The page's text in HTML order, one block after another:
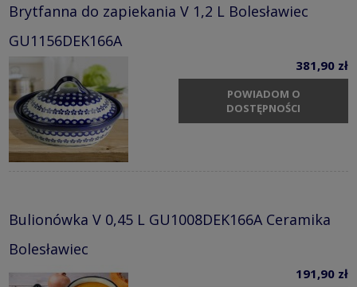
Brytfanna do zapiekania V 1,2 L Bolesławiec
GU1156DEK166A
381,90 zł
POWIADOM O
DOSTĘPNOŚCI
Bulionówka V 0,45 L GU1008DEK166A Ceramika
Bolesławiec
191,90 zł